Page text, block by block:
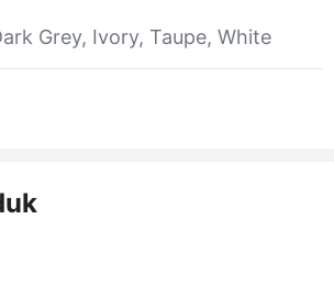
Grey, Ivory, Taupe, White